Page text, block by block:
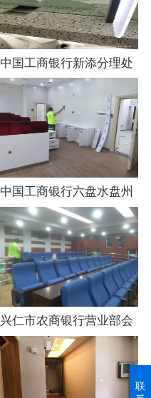
中国工商银行新添分理处
中国工商银行六盘水盘州
支行
兴仁市农商银行营业部会
议室
联